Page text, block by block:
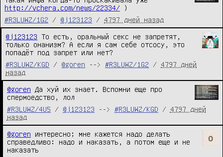
http://vchera.com/news/22334/ )
#R3LUWZ/1G2
/ @j123123 / 4797 дней назад
@j123123 То есть, оральный секс не запретят,
только онанизм? А если я сам себе отсосу, это
попадёт под запрет или нет?
#R3LUWZ/KGD
/ @goren --> #R3LUWZ/1G2 / 4797 дней
назад
@goren Да хуй их знает. Вспомни еще про
спермоедство, лол
#R3LUWZ/4U5
/ @j123123 --> #R3LUWZ/KGD / 4797 дней
назад
@goren интересно; мне кажется надо делать
справедливо: надо и наказать, а потом еще и не
наказать